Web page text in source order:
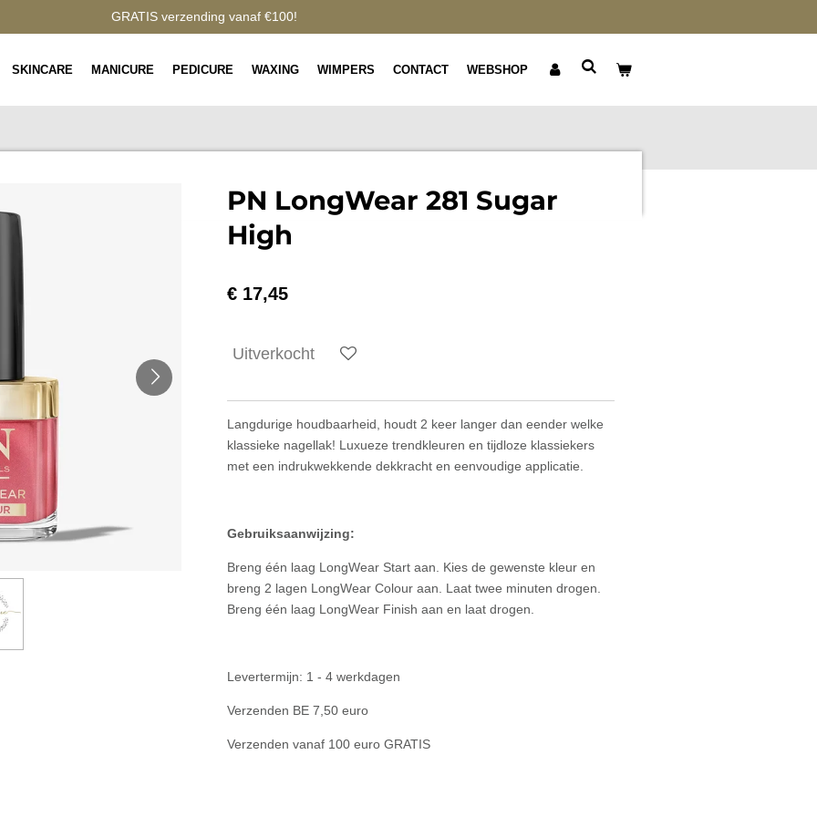
GRATIS verzending vanaf €100!
SKINCARE MANICURE PEDICURE WAXING WIMPERS CONTACT WEBSHOP
PN LongWear 281 Sugar
High
€ 17,45
Uitverkocht
Langdurige houdbaarheid, houdt 2 keer langer dan eender welke
klassieke nagellak! Luxueze trendkleuren en tijdloze klassiekers
met een indrukwekkende dekkracht en eenvoudige applicatie.
Gebruiksaanwijzing:
Breng één laag LongWear Start aan. Kies de gewenste kleur en
breng 2 lagen LongWear Colour aan. Laat twee minuten drogen.
Breng één laag LongWear Finish aan en laat drogen.
Levertermijn: 1 - 4 werkdagen
Verzenden BE 7,50 euro
Verzenden vanaf 100 euro GRATIS